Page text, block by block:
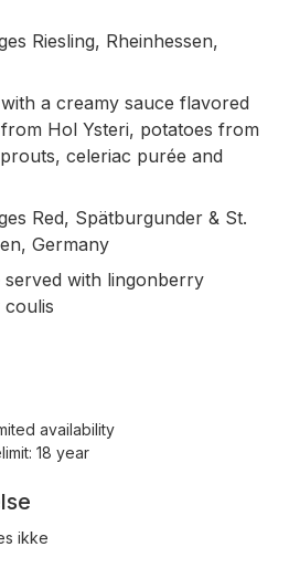
Riesling, Rheinhessen,
a creamy sauce flavored
Hol Ysteri, potatoes from
celeriac purée and
Red, Spätburgunder & St.
Germany
served with lingonberry
availability
18 year
ikke